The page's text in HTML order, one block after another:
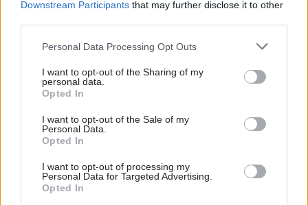
Downstream Participants that may further disclose it to other
Please note that this website/app uses one or more Google
not limited to your visit or usage behaviour. You may click to
grant or deny consent to Google and its third-party tags to
use your data for below specified purposes in below Google
consent section.
Personal Data Processing Opt Outs
I want to opt-out of the Sharing of my
personal data.
Opted In
I want to opt-out of the Sale of my
Personal Data.
Opted In
I want to opt-out of processing my
Personal Data for Targeted Advertising.
Opted In
Najčítanejšie
Deti odrástli, rodičia majú bývanie presne podľa
seba. V novom dome je všetko pre ich život i
Žije pri lese, chová sliepky a uspáva ju rieka.